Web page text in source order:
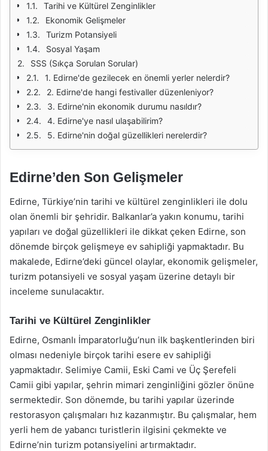
Tarihi ve Kültürel Zenginlikler
Ekonomik Gelişmeler
Turizm Potansiyeli
Sosyal Yaşam
SSS (Sıkça Sorulan Sorular)
1. Edirne'de gezilecek en önemli yerler nelerdir?
2. Edirne'de hangi festivaller düzenleniyor?
3. Edirne'nin ekonomik durumu nasıldır?
4. Edirne'ye nasıl ulaşabilirim?
5. Edirne'nin doğal güzellikleri nerelerdir?
Edirne’den Son Gelişmeler
Edirne, Türkiye’nin tarihi ve kültürel zenginlikleri ile dolu
olan önemli bir şehridir. Balkanlar’a yakın konumu, tarihi
yapıları ve doğal güzellikleri ile dikkat çeken Edirne, son
dönemde birçok gelişmeye ev sahipliği yapmaktadır. Bu
makalede, Edirne’deki güncel olaylar, ekonomik gelişmeler,
turizm potansiyeli ve sosyal yaşam üzerine detaylı bir
inceleme sunulacaktır.
Tarihi ve Kültürel Zenginlikler
Edirne, Osmanlı İmparatorluğu’nun ilk başkentlerinden biri
olması nedeniyle birçok tarihi esere ev sahipliği
yapmaktadır. Selimiye Camii, Eski Cami ve Üç Şerefeli
Camii gibi yapılar, şehrin mimari zenginliğini gözler önüne
sermektedir. Son dönemde, bu tarihi yapılar üzerinde
restorasyon çalışmaları hız kazanmıştır. Bu çalışmalar, hem
yerli hem de yabancı turistlerin ilgisini çekmekte ve
Edirne’nin turizm potansiyelini artırmaktadır.